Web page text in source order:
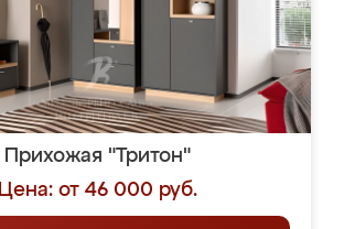
Прихожая "Тритон"
Цена: от 46 000 руб.